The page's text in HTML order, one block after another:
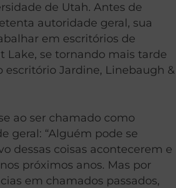
de Utah. Antes de
autoridade geral, sua
em escritórios de
Lake, se tornando mais tarde
escritório Jardine, Linebaugh &
ao ser chamado como
geral: “Alguém pode se
dessas coisas acontecerem e
próximos anos. Mas por
em chamados passados,